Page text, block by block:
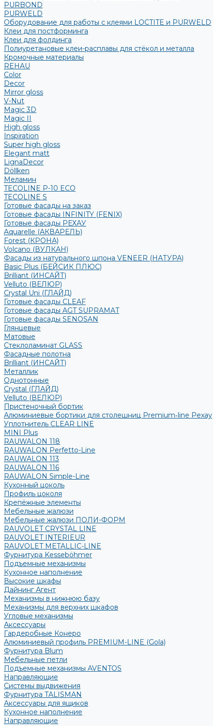
PURBOND
PURWELD
Оборудование для работы с клеями LOCTITE и PURWELD
Клеи для постформинга
Клеи для фолдинга
Полиуретановые клеи-расплавы для стёкол и металла
Кромочные материалы
REHAU
Color
Decor
Mirror gloss
V-Nut
Magic 3D
Magic II
High gloss
Inspiration
Super high gloss
Elegant matt
LignaDecor
Döllken
Меламин
TECOLINE P-10 ECO
TECOLINE S
Готовые фасады на заказ
Готовые фасады INFINITY (FENIX)
Готовые фасады РЕХАУ
Aquarelle (АКВАРЕЛЬ)
Forest (КРОНА)
Volcano (ВУЛКАН)
Фасады из натурального шпона VENEER (НАТУРА)
Basic Plus (БЕЙСИК ПЛЮС)
Brilliant (ИНСАЙТ)
Velluto (ВЕЛЮР)
Crystal Uni (ГЛАЙД)
Готовые фасады CLEAF
Готовые фасады AGT SUPRAMAT
Готовые фасады SENOSAN
Глянцевые
Матовые
Стеклоламинат GLASS
Фасадные полотна
Brilliant (ИНСАЙТ)
Металлик
Однотонные
Crystal (ГЛАЙД)
Velluto (ВЕЛЮР)
Пристеночный бортик
Алюминиевые бортики для столешниц Premium‑line Рехау
Уплотнитель CLEAR LINE
MINI Plus
RAUWALON 118
RAUWALON Perfetto-Line
RAUWALON 113
RAUWALON 116
RAUWALON Simple-Line
Кухонный цоколь
Профиль цоколя
Крепёжные элементы
Мебельные жалюзи
Мебельные жалюзи ПОЛИ-ФОРМ
RAUVOLET CRYSTAL LINE
RAUVOLET INTERIEUR
RAUVOLET METALLIC-LINE
Фурнитура Kesseböhmer
Подъемные механизмы
Кухонное наполнение
Высокие шкафы
Дайнинг Агент
Механизмы в нижнюю базу
Механизмы для верхних шкафов
Угловые механизмы
Аксессуары
Гардеробные Конеро
Алюминиевый профиль PREMIUM-LINE (Gola)
Фурнитура Blum
Мебельные петли
Подъемные механизмы AVENTOS
Направляющие
Системы выдвижения
Фурнитура TALISMAN
Аксессуары для ящиков
Кухонное наполнение
Направляющие